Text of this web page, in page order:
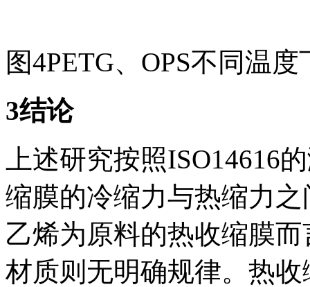
图4PETG、OPS不同温
3结论
上述研究按照ISO14616
缩膜的冷缩力与热缩力
乙烯为原料的热收缩膜
材质则无明确规律。热